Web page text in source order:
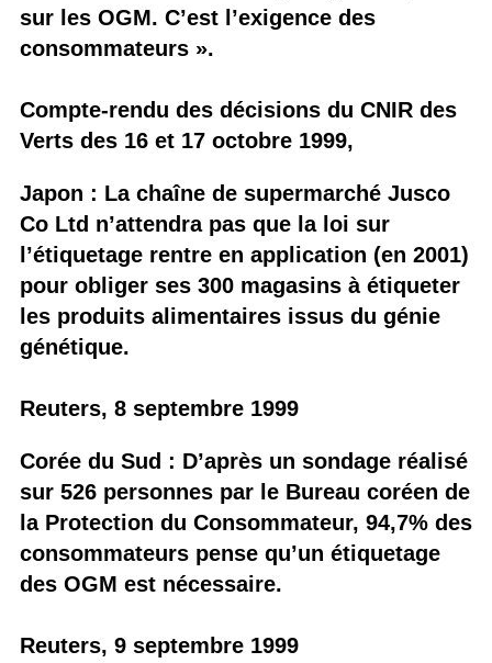
sur les OGM. C’est l’exigence des
consommateurs ».
Compte-rendu des décisions du CNIR des
Verts des 16 et 17 octobre 1999,
Japon : La chaîne de supermarché Jusco
Co Ltd n’attendra pas que la loi sur
l’étiquetage rentre en application (en 2001)
pour obliger ses 300 magasins à étiqueter
les produits alimentaires issus du génie
génétique.
Reuters, 8 septembre 1999
Corée du Sud : D’après un sondage réalisé
sur 526 personnes par le Bureau coréen de
la Protection du Consommateur, 94,7% des
consommateurs pense qu’un étiquetage
des OGM est nécessaire.
Reuters, 9 septembre 1999